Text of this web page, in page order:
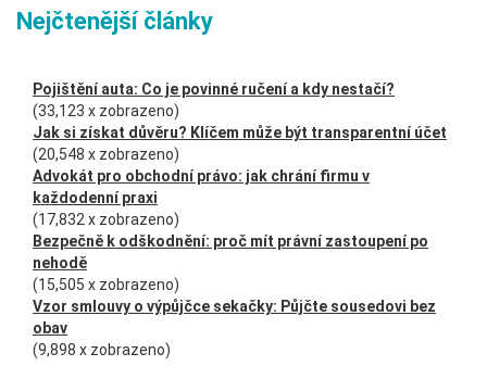
Nejčtenější články
Pojištění auta: Co je povinné ručení a kdy nestačí?
(33,123 x zobrazeno)
Jak si získat důvěru? Klíčem může být transparentní účet
(20,548 x zobrazeno)
Advokát pro obchodní právo: jak chrání firmu v
každodenní praxi
(17,832 x zobrazeno)
Bezpečně k odškodnění: proč mít právní zastoupení po
nehodě
(15,505 x zobrazeno)
Vzor smlouvy o výpůjčce sekačky: Půjčte sousedovi bez
obav
(9,898 x zobrazeno)